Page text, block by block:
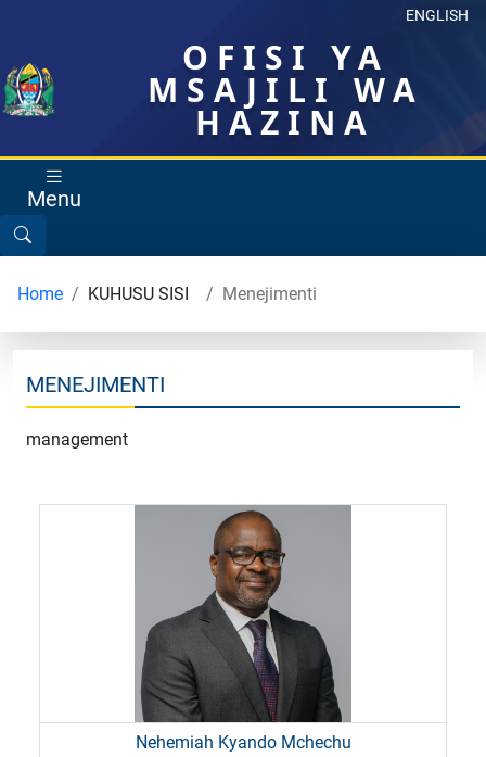
ENGLISH
OFISI YA
MSAJILI WA
HAZINA
Menu
Home KUHUSU SISI Menejimenti
MENEJIMENTI
management
Nehemiah Kyando Mchechu